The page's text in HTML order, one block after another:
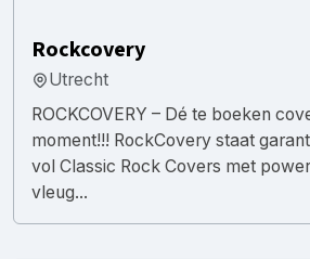
Rockcovery
Utrecht
ROCKCOVERY – Dé te boeken
moment!!! RockCovery staat
vol Classic Rock Covers met
vleug...